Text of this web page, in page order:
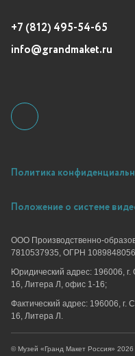
+7 (812) 495-54-65
info@grandmaket.ru
Политика
Положение о системе
ООО Производственно-
7810537935, ОГРН
Юридический адрес: 196006,
16, Литера Л, офис 1-16;
Фактический адрес: 196006, г.
16, Литера Л.
© Музей «Гранд Макет Россия» 2026